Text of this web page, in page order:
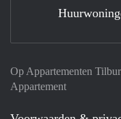
Op Appartementen
Appartement